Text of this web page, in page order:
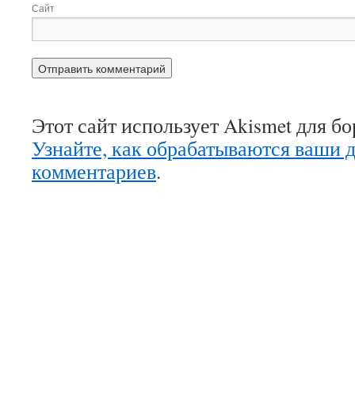
Сайт
Этот сайт использует Akismet для
Узнайте, как обрабатываются ваши
комментариев.